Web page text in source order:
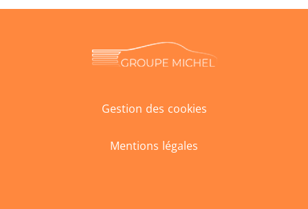
Gestion des cookies
Mentions légales